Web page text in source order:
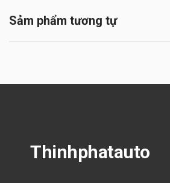
Sảm phẩm tương tự
Thinhphatauto